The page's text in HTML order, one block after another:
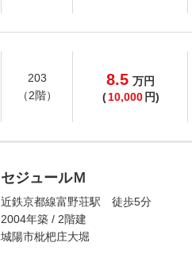
203
（2階）
8.5 万円
( 10,000 円)
セジュールＭ
近鉄京都線富野荘駅 徒歩5分
2004年築 / 2階建
城陽市枇杷庄大堀